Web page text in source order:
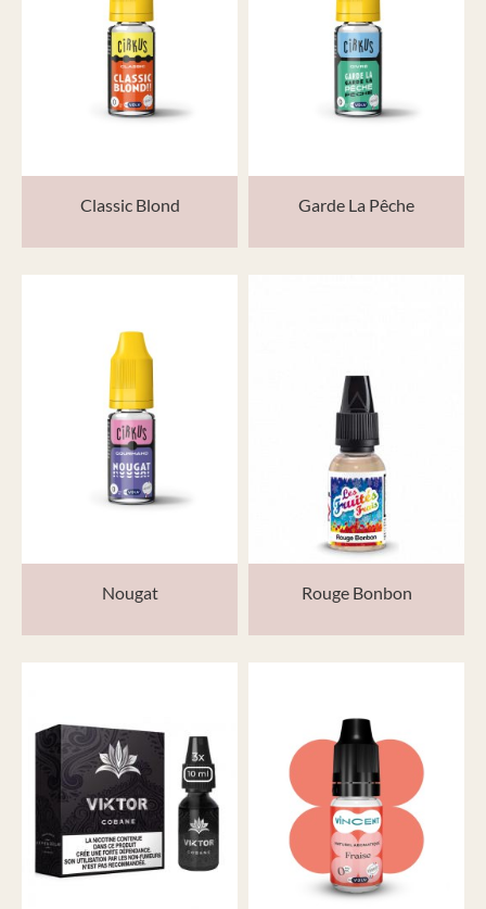
Classic Blond Garde La Pêche
Nougat Rouge Bonbon